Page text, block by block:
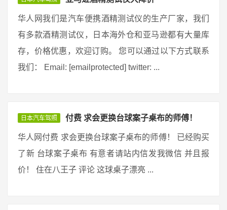
华人网我们是汽车便携酒精测试仪的生产厂家，我们
有多款酒精测试仪，日本海外仓和亚马逊都有大量库
存，价格优惠，欢迎订购。 您可以通过以下方式联系
我们： Email: [emailprotected] twitter: ...
日本汽车驾照 付费 求会更换台球案子桌布的师傅！
华人网付费 求会更换台球案子桌布的师傅！ 已经购买
了新 台球案子桌布 有意者请站内信发我微信 并且报
价！ 住在八王子 评论 这球桌子漂亮 ...